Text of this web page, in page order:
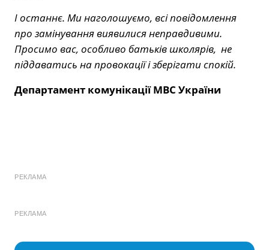
І останнє. Ми наголошуємо, всі повідомлення
про замінування виявилися неправдивими.
Просимо вас, особливо батьків школярів, не
піддаватись на провокації і зберігати спокій.
Департамент комунікації МВС України
РЕКЛАМА
РЕКЛАМА